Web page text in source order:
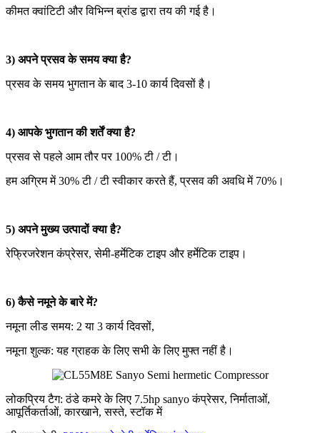
कीमत क्वांटिटी और विभिन्न ब्रांड द्वारा तय की गई है।
3) अपने प्रसव के समय क्या है?
प्रसव के समय भुगतान के बाद 3-10 कार्य दिवसों है।
4) आपके भुगतान की शर्तें क्या है?
प्रसव से पहले आम तौर पर 100% टी / टी।
हम अग्रिम में 30% टी / टी स्वीकार करते हैं, प्रसव की अवधि में 70%।
5) अपने मुख्य उत्पादों क्या है?
रेफ्रिजरेशन कंप्रेसर, सेमी-हर्मेटिक टाइप और हर्मेटिक टाइप।
6) कैसे नमूने के बारे में?
नमूना लीड समय: 2 या 3 कार्य दिवसों,
नमूना शुल्क: यह ग्राहक के लिए सभी के लिए मुफ्त नहीं है।
लोकप्रिय टैग: ठंडे कमरे के लिए 7.5hp sanyo कंप्रेसर, निर्माताओं,
आपूर्तिकर्ताओं, कारखाने, सस्ते, स्टॉक में